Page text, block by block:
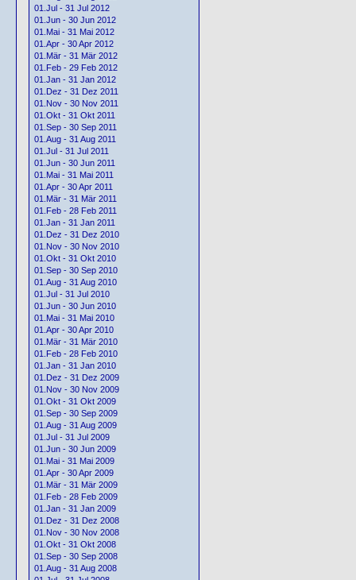
01.Jul - 31 Jul 2012
01.Jun - 30 Jun 2012
01.Mai - 31 Mai 2012
01.Apr - 30 Apr 2012
01.Mär - 31 Mär 2012
01.Feb - 29 Feb 2012
01.Jan - 31 Jan 2012
01.Dez - 31 Dez 2011
01.Nov - 30 Nov 2011
01.Okt - 31 Okt 2011
01.Sep - 30 Sep 2011
01.Aug - 31 Aug 2011
01.Jul - 31 Jul 2011
01.Jun - 30 Jun 2011
01.Mai - 31 Mai 2011
01.Apr - 30 Apr 2011
01.Mär - 31 Mär 2011
01.Feb - 28 Feb 2011
01.Jan - 31 Jan 2011
01.Dez - 31 Dez 2010
01.Nov - 30 Nov 2010
01.Okt - 31 Okt 2010
01.Sep - 30 Sep 2010
01.Aug - 31 Aug 2010
01.Jul - 31 Jul 2010
01.Jun - 30 Jun 2010
01.Mai - 31 Mai 2010
01.Apr - 30 Apr 2010
01.Mär - 31 Mär 2010
01.Feb - 28 Feb 2010
01.Jan - 31 Jan 2010
01.Dez - 31 Dez 2009
01.Nov - 30 Nov 2009
01.Okt - 31 Okt 2009
01.Sep - 30 Sep 2009
01.Aug - 31 Aug 2009
01.Jul - 31 Jul 2009
01.Jun - 30 Jun 2009
01.Mai - 31 Mai 2009
01.Apr - 30 Apr 2009
01.Mär - 31 Mär 2009
01.Feb - 28 Feb 2009
01.Jan - 31 Jan 2009
01.Dez - 31 Dez 2008
01.Nov - 30 Nov 2008
01.Okt - 31 Okt 2008
01.Sep - 30 Sep 2008
01.Aug - 31 Aug 2008